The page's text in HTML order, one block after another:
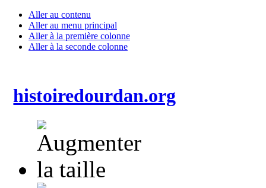
Aller au contenu
Aller au menu principal
Aller à la première colonne
Aller à la seconde colonne
histoiredourdan.org